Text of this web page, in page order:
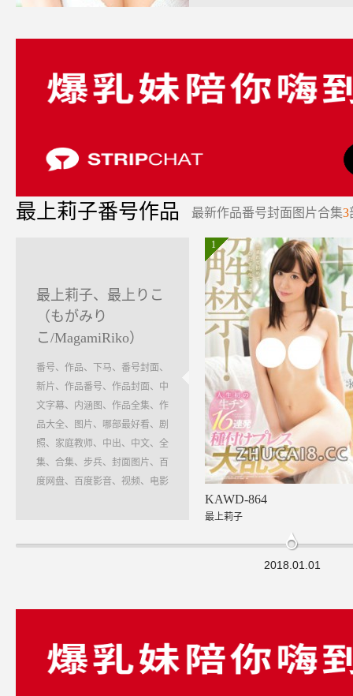
最上莉子番号作品 最新作品番号封面图片合集3
最上莉子、最上りこ
（もがみり
こ/MagamiRiko）
番号、作品、下马、番号封面、
新片、作品番号、作品封面、中
文字幕、内涵图、作品全集、作
品大全、图片、哪部最好看、剧
照、家庭教师、中出、中文、全
集、合集、步兵、封面图片、百
度网盘、百度影音、视频、电影
1
KAWD-864
最上莉子
2018.01.01